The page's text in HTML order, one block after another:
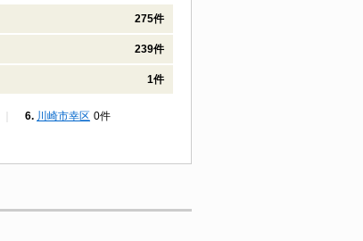
275件
239件
1件
川崎市幸区 0件